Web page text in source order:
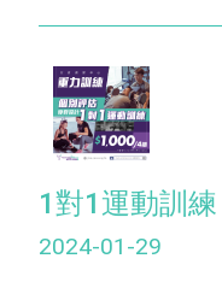
1對1運動訓
2024-01-29